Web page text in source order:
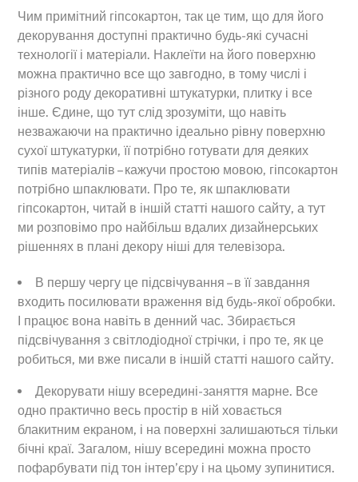
Чим примітний гіпсокартон, так це тим, що для його
декорування доступні практично будь-які сучасні
технології і матеріали. Наклеїти на його поверхню
можна практично все що завгодно, в тому числі і
різного роду декоративні штукатурки, плитку і все
інше. Єдине, що тут слід зрозуміти, що навіть
незважаючи на практично ідеально рівну поверхню
сухої штукатурки, її потрібно готувати для деяких
типів матеріалів – кажучи простою мовою, гіпсокартон
потрібно шпаклювати. Про те, як шпаклювати
гіпсокартон, читай в іншій статті нашого сайту, а тут
ми розповімо про найбільш вдалих дизайнерських
рішеннях в плані декору ніші для телевізора.
В першу чергу це підсвічування – в її завдання
входить посилювати враження від будь-якої обробки.
І працює вона навіть в денний час. Збирається
підсвічування з світлодіодної стрічки, і про те, як це
робиться, ми вже писали в іншій статті нашого сайту.
Декорувати нішу всередині-заняття марне. Все
одно практично весь простір в ній ховається
блакитним екраном, і на поверхні залишаються тільки
бічні краї. Загалом, нішу всередині можна просто
пофарбувати під тон інтер’єру і на цьому зупинитися.